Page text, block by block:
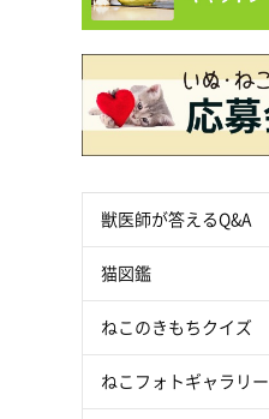
獣医師が答えるQ&A
猫図鑑
ねこのきもちクイズ
ねこフォトギャラリー